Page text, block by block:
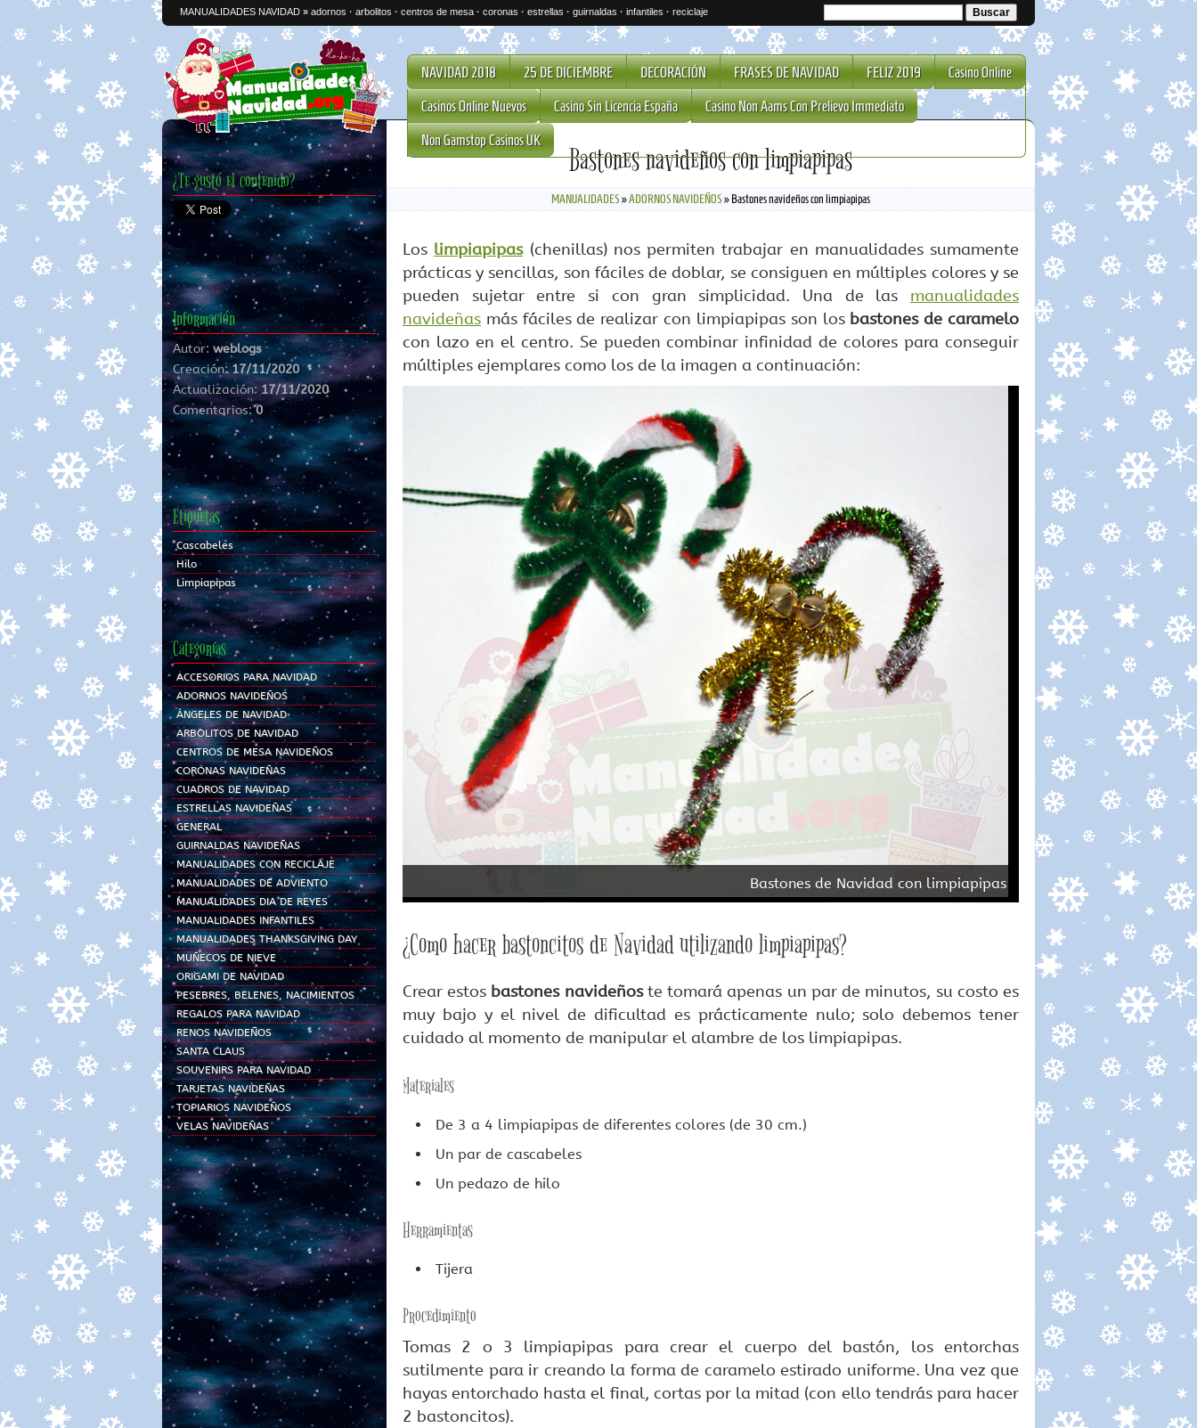
MANUALIDADES NAVIDAD » adornos · arbolitos · centros de mesa · coronas · estrellas · guirnaldas · infantiles · reciclaje
NAVIDAD 2018 25 DE DICIEMBRE DECORACIÓN FRASES DE NAVIDAD FELIZ 2019 Casino Online
Casinos Online Nuevos Casino Sin Licencia España Casino Non Aams Con Prelievo Immediato
Non Gamstop Casinos UK
Bastones navideños con limpiapipas
MANUALIDADES »ADORNOS NAVIDEÑOS » Bastones navideños con limpiapipas
Los limpiapipas(chenillas) nos permiten trabajar en manualidades sumamente
prácticas y sencillas, son fáciles de doblar, se consiguen en múltiples colores y se
pueden sujetar entre si con gran simplicidad. Una de las manualidades
navideñas más fáciles de realizar con limpiapipas son los bastones de caramelo
con lazo en el centro. Se pueden combinar infinidad de colores para conseguir
múltiples ejemplares como los de la imagen a continuación:
Bastones de Navidad con limpiapipas
¿Como hacer bastoncitos de Navidad utilizando limpiapipas?
Crear estos bastones navideñoste tomará apenas un par de minutos, su costo es
muy bajo y el nivel de dificultad es prácticamente nulo; solo debemos tener
cuidado al momento de manipular el alambre de los limpiapipas.
Materiales
De 3 a 4 limpiapipas de diferentes colores (de 30 cm.)
Un par de cascabeles
Un pedazo de hilo
Herramientas
Tijera
Procedimiento
Tomas 2 o 3 limpiapipas para crear el cuerpo del bastón, los entorchas
sutilmente para ir creando la forma de caramelo estirado uniforme. Una vez que
hayas entorchado hasta el final, cortas por la mitad (con ello tendrás para hacer
2 bastoncitos).
¿Te gustó el contenido?
Información
Autor: weblogs
Creación:17/11/2020
Actualización:17/11/2020
Comentarios:0
Etiquetas
Cascabeles
Hilo
Limpiapipas
Categorías
ACCESORIOS PARA NAVIDAD
ADORNOS NAVIDEÑOS
ÁNGELES DE NAVIDAD
ARBOLITOS DE NAVIDAD
CENTROS DE MESA NAVIDEÑOS
CORONAS NAVIDEÑAS
CUADROS DE NAVIDAD
ESTRELLAS NAVIDEÑAS
GENERAL
GUIRNALDAS NAVIDEÑAS
MANUALIDADES CON RECICLAJE
MANUALIDADES DE ADVIENTO
MANUALIDADES DIA DE REYES
MANUALIDADES INFANTILES
MANUALIDADES THANKSGIVING DAY
MUÑECOS DE NIEVE
ORIGAMI DE NAVIDAD
PESEBRES, BELENES, NACIMIENTOS
REGALOS PARA NAVIDAD
RENOS NAVIDEÑOS
SANTA CLAUS
SOUVENIRS PARA NAVIDAD
TARJETAS NAVIDEÑAS
TOPIARIOS NAVIDEÑOS
VELAS NAVIDEÑAS